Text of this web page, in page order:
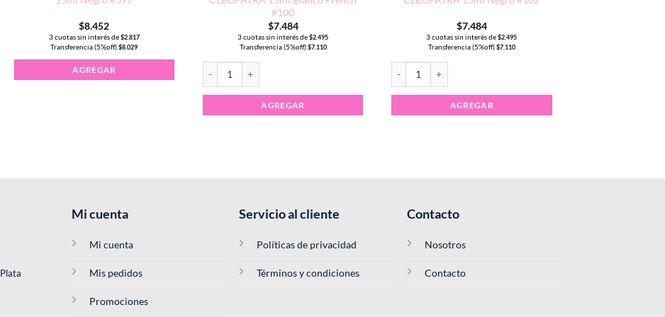
$8.452
3 cuotas sin interés de$2.817
Transferencia (5%off)$8.029
AGREGAR
#100
$7.484
3 cuotas sin interés de$2.495
Transferencia (5%off)$7.110
AGREGAR
$7.484
3 cuotas sin interés de$2.495
Transferencia (5%off)$7.110
AGREGAR
Mi cuenta
Mi cuenta
Mis pedidos
Promociones
Servicio al cliente
Políticas de privacidad
Términos y condiciones
Contacto
Nosotros
Contacto